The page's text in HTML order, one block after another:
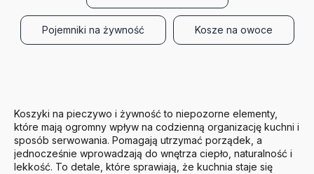
Pojemniki na żywność Kosze na owoce
Koszyki na pieczywo i żywność to niepozorne elementy,
które mają ogromny wpływ na codzienną organizację kuchni i
sposób serwowania. Pomagają utrzymać porządek, a
jednocześnie wprowadzają do wnętrza ciepło, naturalność i
lekkość. To detale, które sprawiają, że kuchnia staje się